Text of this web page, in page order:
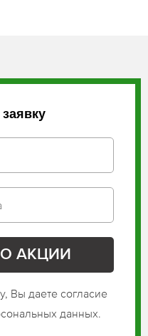
Вы даете согласие
данных.